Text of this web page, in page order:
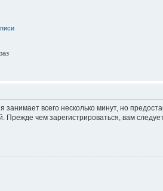
всего несколько минут, но
Прежде чем зарегистрироваться, вам